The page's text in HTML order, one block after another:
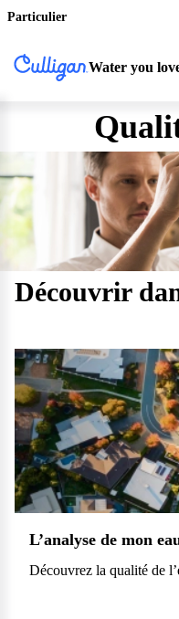
Particulier
Water you
Découvrir
L’analyse de mon
Découvrez la qualité de